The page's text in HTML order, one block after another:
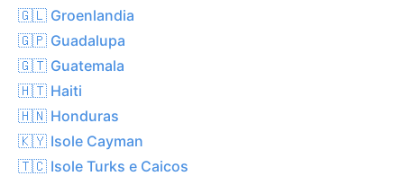
🇬🇱 Groenlandia
🇬🇵 Guadalupa
🇬🇹 Guatemala
🇭🇹 Haiti
🇭🇳 Honduras
🇰🇾 Isole Cayman
🇹🇨 Isole Turks e Caicos